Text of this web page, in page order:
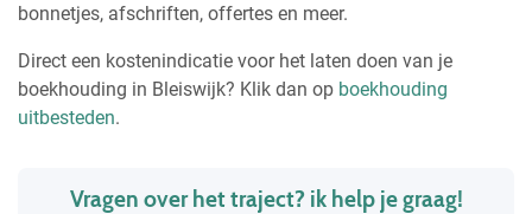
bonnetjes, afschriften, offertes en meer.
Direct een kostenindicatie voor het laten doen van je
boekhouding in Bleiswijk? Klik dan op boekhouding
uitbesteden.
Vragen over het traject? ik help je graag!